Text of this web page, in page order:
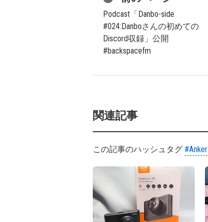
Podcast「Danbo-side
#024:Danboさんの初めての
Discord収録」公開
#backspacefm
関連記事
この記事のハッシュタグ #Anker